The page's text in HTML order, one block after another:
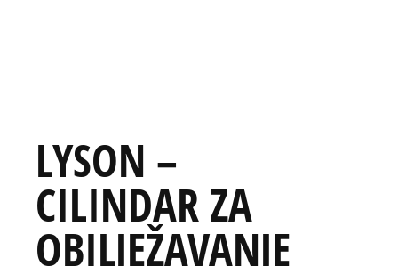
LYSON –
CILINDAR ZA
OBILJEŽAVANJE